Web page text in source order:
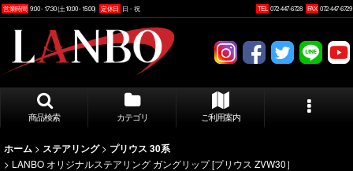
営業時間 9:00 - 17:30 (土10:00 - 15:00) 定休日 日・祝 TEL 072-447-6728 FAX 072-447-6729
商品検索 カテゴリ ご利用案内
ホーム > ステアリング > プリウス 30系
> LANBO オリジナルステアリング ガングリップ [プリウス ZVW30］